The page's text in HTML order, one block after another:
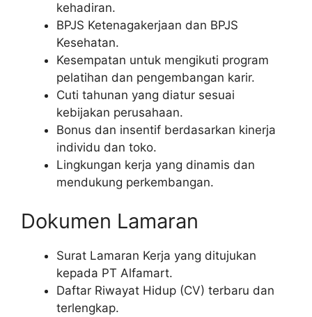
kehadiran.
BPJS Ketenagakerjaan dan BPJS
Kesehatan.
Kesempatan untuk mengikuti program
pelatihan dan pengembangan karir.
Cuti tahunan yang diatur sesuai
kebijakan perusahaan.
Bonus dan insentif berdasarkan kinerja
individu dan toko.
Lingkungan kerja yang dinamis dan
mendukung perkembangan.
Dokumen Lamaran
Surat Lamaran Kerja yang ditujukan
kepada PT Alfamart.
Daftar Riwayat Hidup (CV) terbaru dan
terlengkap.